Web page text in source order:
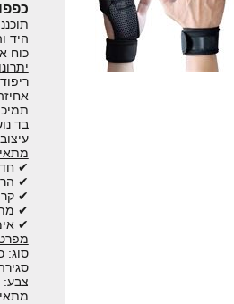
היד
כוח
בד
✔
✔
✔
✔
✔
סוג:
צבע: